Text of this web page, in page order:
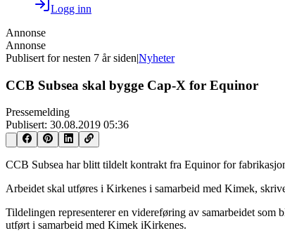
Logg inn
Annonse
Annonse
Publisert for nesten 7 år siden|Nyheter
CCB Subsea skal bygge Cap-X for Equinor
Pressemelding
Publisert: 30.08.2019 05:36
CCB Subsea har blitt tildelt kontrakt fra Equinor for
Arbeidet skal utføres i Kirkenes i samarbeid med Kimek,
Tildelingen representerer en videreføring av samarbeidet
utført i samarbeid med Kimek iKirkenes.